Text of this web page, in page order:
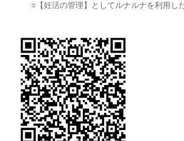
○【妊活の管理】としてルナルナを利用し